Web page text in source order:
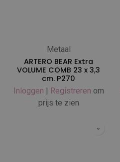
Metaal
ARTERO BEAR Extra
VOLUME COMB 23 x 3,3
cm. P270
Inloggen | Registreren om
prijs te zien